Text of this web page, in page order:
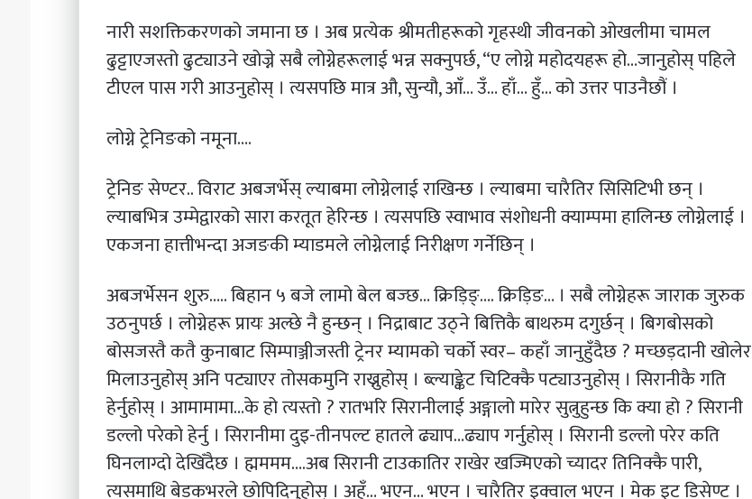
नारी सशक्तिकरणको जमाना छ । अब प्रत्येक श्रीमतीहरूको गृहस्थी जीवनको ओखलीमा चामल
ढुट्टाएजस्तो ढुट्याउने खोज्ने सबै लोग्नेहरूलाई भन्न सक्नुपर्छ, “ए लोग्ने महोदयहरू हो…जानुहोस् पहिले
टीएल पास गरी आउनुहोस् । त्यसपछि मात्र औ, सुन्यौ, आँ… उँ… हाँ… हुँ… को उत्तर पाउनैछौं ।
लोग्ने ट्रेनिङको नमूना….
ट्रेनिङ सेण्टर.. विराट अबजर्भेस् ल्याबमा लोग्नेलाई राखिन्छ । ल्याबमा चारैतिर सिसिटिभी छन् ।
ल्याबभित्र उम्मेद्वारको सारा करतूत हेरिन्छ । त्यसपछि स्वाभाव संशोधनी क्याम्पमा हालिन्छ लोग्नेलाई ।
एकजना हात्तीभन्दा अजङकी म्याडमले लोग्नेलाई निरीक्षण गर्नेछिन् ।
अबजर्भेसन शुरु….. बिहान ५ बजे लामो बेल बज्छ… क्रिड़िङ्…. क्रिड़िङ… । सबै लोग्नेहरू जाराक जुरुक
उठनुपर्छ । लोग्नेहरू प्रायः अल्छे नै हुन्छन् । निद्राबाट उठ्ने बित्तिकै बाथरुम दगुर्छन् । बिगबोसको
बोसजस्तै कतै कुनाबाट सिम्पाञ्जीजस्ती ट्रेनर म्यामको चर्को स्वर– कहाँ जानुहुँदैछ ? मच्छड़दानी खोलेर
मिलाउनुहोस् अनि पट्याएर तोसकमुनि राख्नुहोस् । ब्ल्याङ्केट चिटिक्कै पट्याउनुहोस् । सिरानीकै गति
हेर्नुहोस् । आमामामा…के हो त्यस्तो ? रातभरि सिरानीलाई अङ्गालो मारेर सुत्नुहुन्छ कि क्या हो ? सिरानी
डल्लो परेको हेर्नु । सिरानीमा दुइ-तीनपल्ट हातले ढ्याप…ढ्याप गर्नुहोस् । सिरानी डल्लो परेर कति
घिनलाग्दो देखिँदैछ । ह्मममम….अब सिरानी टाउकातिर राखेर खज्मिएको च्यादर तिनिक्कै पारी,
त्यसमाथि बेडकभरले छोपिदिनुहोस् । अहँ… भएन… भएन । चारैतिर इक्वाल भएन । मेक इट डिसेण्ट ।